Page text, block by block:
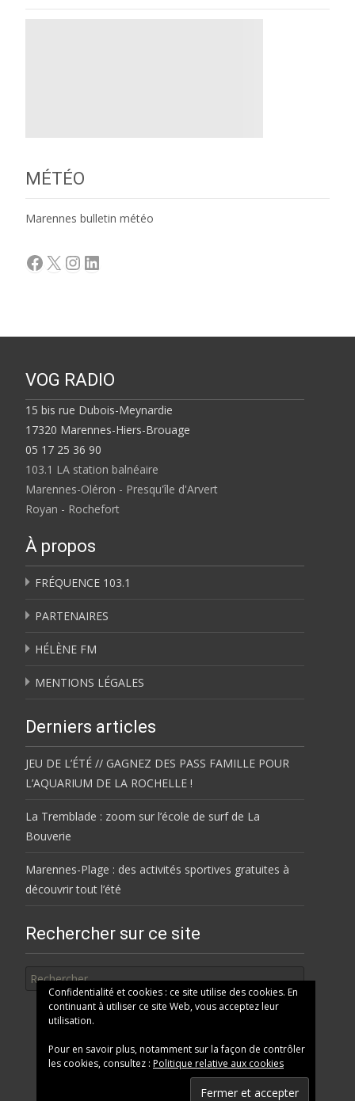
MÉTÉO
Marennes bulletin météo
Facebook
X Instagram
LinkedIn
VOG RADIO
15 bis rue Dubois-Meynardie
17320 Marennes-Hiers-Brouage
05 17 25 36 90
103.1 LA station balnéaire
Marennes-Oléron - Presqu'île d'Arvert
Royan - Rochefort
À propos
FRÉQUENCE 103.1
PARTENAIRES
HÉLÈNE FM
MENTIONS LÉGALES
Derniers articles
JEU DE L’ÉTÉ // GAGNEZ DES PASS FAMILLE POUR
L’AQUARIUM DE LA ROCHELLE !
La Tremblade : zoom sur l’école de surf de La
Bouverie
Marennes-Plage : des activités sportives gratuites à
découvrir tout l’été
Rechercher sur ce site
Confidentialité et cookies : ce site utilise des cookies. En
continuant à utiliser ce site Web, vous acceptez leur
utilisation.
Pour en savoir plus, notamment sur la façon de contrôler
les cookies, consultez : Politique relative aux cookies